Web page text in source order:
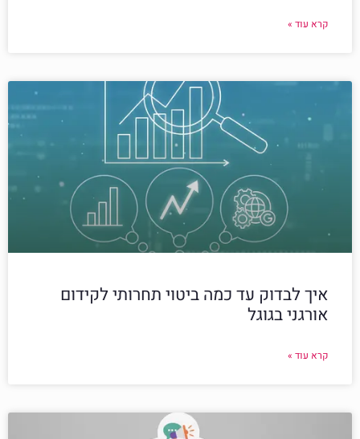
קרא עוד »
איך לבדוק עד כמה ביטוי תחרותי לקידום
אורגני בגוגל
קרא עוד »